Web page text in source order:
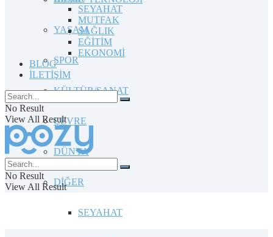
YAŞAM
SPOR
KÜLTÜR/SANAT
ÇEVRE
DÜNYA
DİĞER
SEYAHAT
SEYAHAT
MUTFAK
SAĞLIK
EĞİTİM
EKONOMİ
BLOG
İLETİŞİM
No Result
View All Result
No Result
View All Result